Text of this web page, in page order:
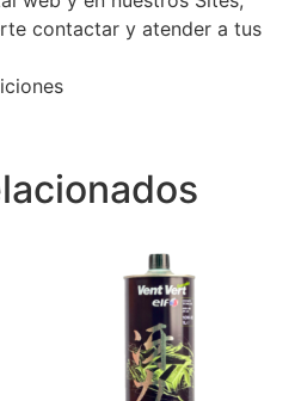
contactar y atender a tus